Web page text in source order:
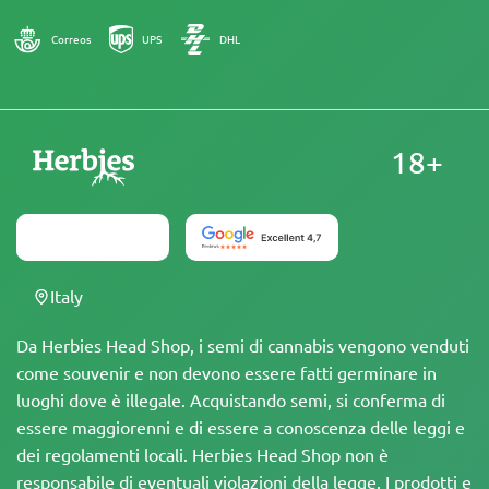
Correos UPS DHL
Da Herbies Head Shop, i semi di cannabis vengono venduti
come souvenir e non devono essere fatti germinare in
luoghi dove è illegale. Acquistando semi, si conferma di
essere maggiorenni e di essere a conoscenza delle leggi e
dei regolamenti locali. Herbies Head Shop non è
responsabile di eventuali violazioni della legge. I prodotti e
18+
Italy